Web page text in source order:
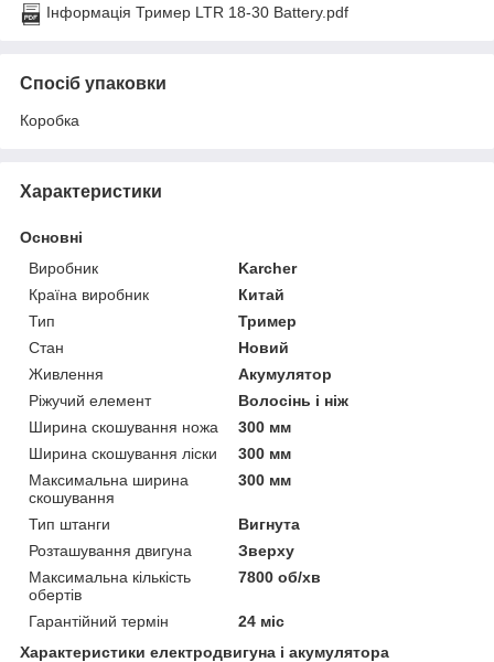
Інформація Тример LTR 18-30 Battery.pdf
Спосіб упаковки
Коробка
Характеристики
Основні
Виробник
Karcher
Країна виробник
Китай
Тип
Тример
Стан
Новий
Живлення
Акумулятор
Ріжучий елемент
Волосінь і ніж
Ширина скошування ножа
300 мм
Ширина скошування ліски
300 мм
Максимальна ширина
скошування
300 мм
Тип штанги
Вигнута
Розташування двигуна
Зверху
Максимальна кількість
обертів
7800 об/хв
Гарантійний термін
24 міс
Характеристики електродвигуна і акумулятора